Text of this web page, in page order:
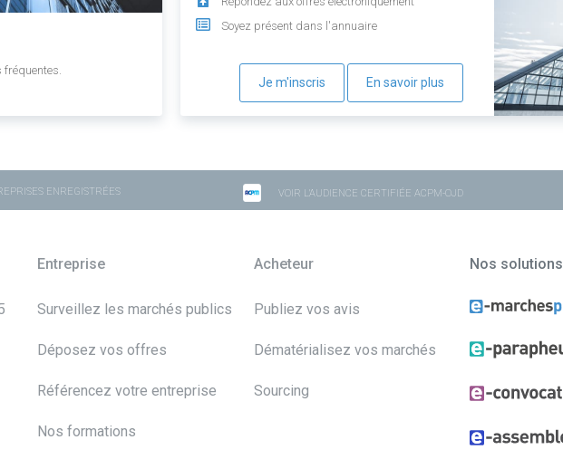
fréquentes.
Soyez présent dans l'annuaire
Je m'inscris En savoir plus
ENREGISTRÉES VOIR L'AUDIENCE CERTIFIÉE ACPM-OJD
Entreprise
Surveillez les marchés publics
Déposez vos offres
Référencez votre entreprise
Nos formations
Acheteur
Publiez vos avis
Dématérialisez vos marchés
Sourcing
Nos solutions